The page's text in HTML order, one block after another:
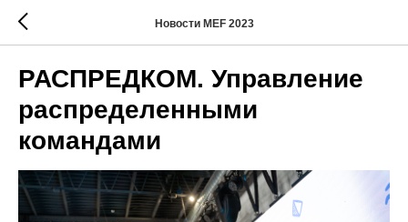
Новости MEF 2023
РАСПРЕДКОМ. Управление
распределенными
командами